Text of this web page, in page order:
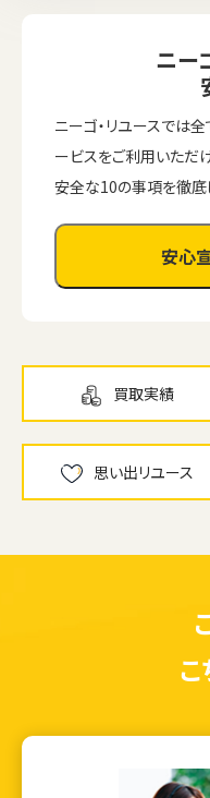
ニー
ニーゴ・リユースでは
ービスをご利用いただ
安全な10の事項を徹底
安心
買取実績
思い出リユース
こ